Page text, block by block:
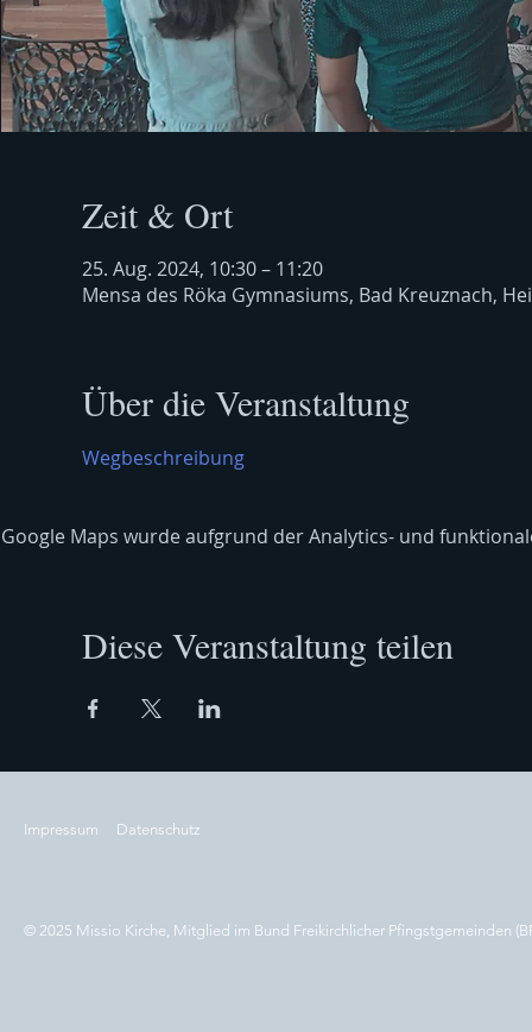
Zeit & Ort
25. Aug. 2024, 10:30 – 11:20
Mensa des Röka Gymnasiums, Bad Kreuznach,
Über die Veranstaltung
Wegbeschreibung
Google Maps wurde aufgrund der Analytics- und
Diese Veranstaltung teilen
Impressum Datenschutz
© 2025 Missio Kirche, Mitglied im Bund Freikirchlicher Pfingstgemeinden